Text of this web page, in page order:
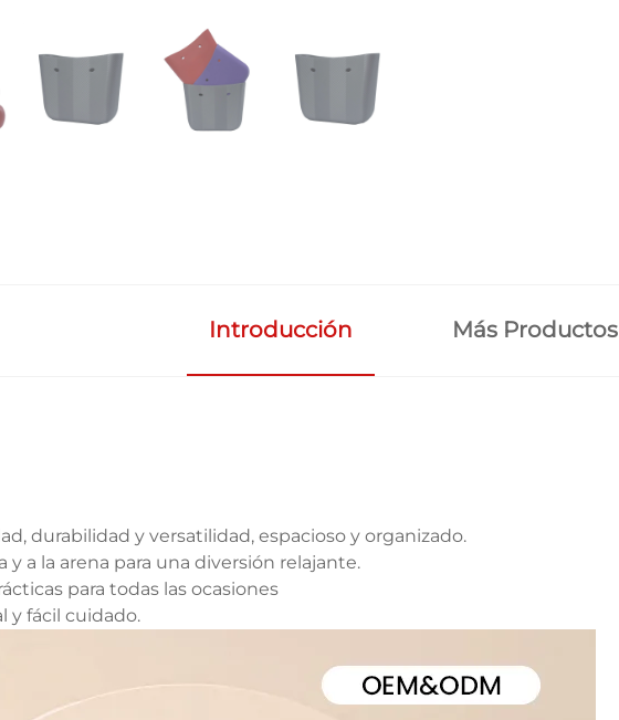
Introducción Más Productos
durabilidad y versatilidad, espacioso y organizado.
y a la arena para una diversión relajante.
para todas las ocasiones
y fácil cuidado.